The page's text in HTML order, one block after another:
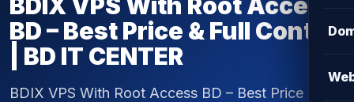
BD – Best Price & Full Control
| BD IT CENTER
BDIX VPS With Root Access BD – Best Price & Full